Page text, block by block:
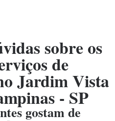
sobre os
de
Jardim Vista
- SP
gostam de